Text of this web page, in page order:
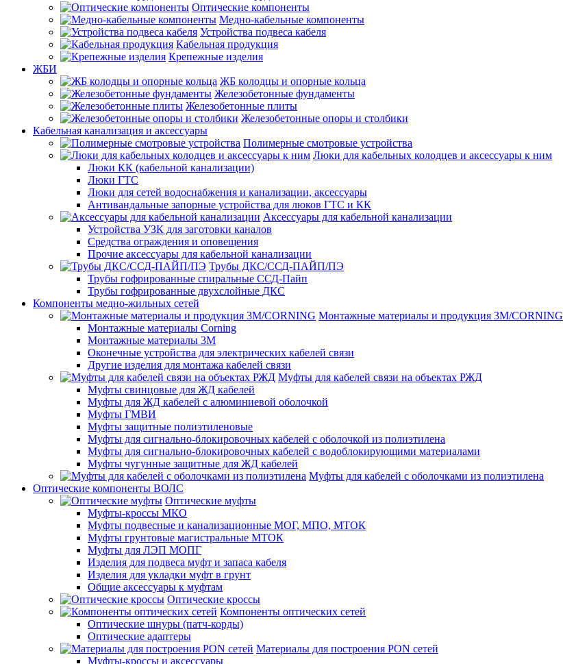
Оптические компоненты
Медно-кабельные компоненты
Устройства подвеса кабеля
Кабельная продукция
Крепежные изделия
ЖБИ
ЖБ колодцы и опорные кольца
Железобетонные фундаменты
Железобетонные плиты
Железобетонные опоры и столбики
Кабельная канализация и аксессуары
Полимерные смотровые устройства
Люки для кабельных колодцев и аксессуары к ним
Люки КК (кабельной канализации)
Люки ГТС
Люки для сетей водоснабжения и канализации, аксессуары
Антивандальные запорные устройства для люков ГТС и КК
Аксессуары для кабельной канализации
Устройства УЗК для заготовки каналов
Средства ограждения и оповещения
Прочие аксессуары для кабельной канализации
Трубы ДКС/ССД-ПАЙП/ПЭ
Трубы гофрированные спиральные ССД-Пайп
Трубы гофрированные двухслойные ДКС
Компоненты медно-жильных сетей
Монтажные материалы и продукция 3M/CORNING
Монтажные материалы Corning
Монтажные материалы 3M
Оконечные устройства для электрических кабелей связи
Другие изделия для монтажа кабелей связи
Муфты для кабелей связи на объектах РЖД
Муфты свинцовые для ЖД кабелей
Муфты для ЖД кабелей с алюминиевой оболочкой
Муфты ГМВИ
Муфты защитные полиэтиленовые
Муфты для сигнально-блокировочных кабелей с оболочкой из полиэтилена
Муфты для сигнально-блокировочных кабелей с водоблокирующими материалами
Муфты чугунные защитные для ЖД кабелей
Муфты для кабелей с оболочками из полиэтилена
Оптические компоненты ВОЛС
Оптические муфты
Муфты-кроссы МКО
Муфты подвесные и канализационные МОГ, МПО, МТОК
Муфты грунтовые магистральные МТОК
Муфты для ЛЭП МОПГ
Изделия для подвеса муфт и запаса кабеля
Изделия для укладки муфт в грунт
Общие аксессуары к муфтам
Оптические кроссы
Компоненты оптических сетей
Оптические шнуры (патч-корды)
Оптические адаптеры
Материалы для построения PON сетей
Муфты-кроссы и аксессуары